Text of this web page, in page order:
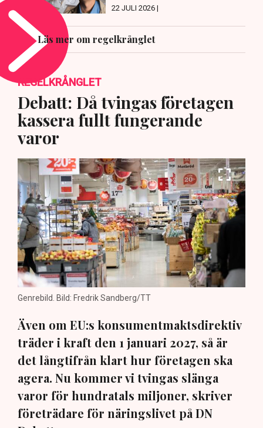
22 JULI 2026 |
Läs mer om regelkrånglet
REGELKRÅNGLET
Debatt: Då tvingas företagen
kassera fullt fungerande
varor
Genrebild. Bild: Fredrik Sandberg/TT
Även om EU:s konsumentmaktsdirektiv
träder i kraft den 1 januari 2027, så är
det långtifrån klart hur företagen ska
agera. Nu kommer vi tvingas slänga
varor för hundratals miljoner, skriver
företrädare för näringslivet på DN